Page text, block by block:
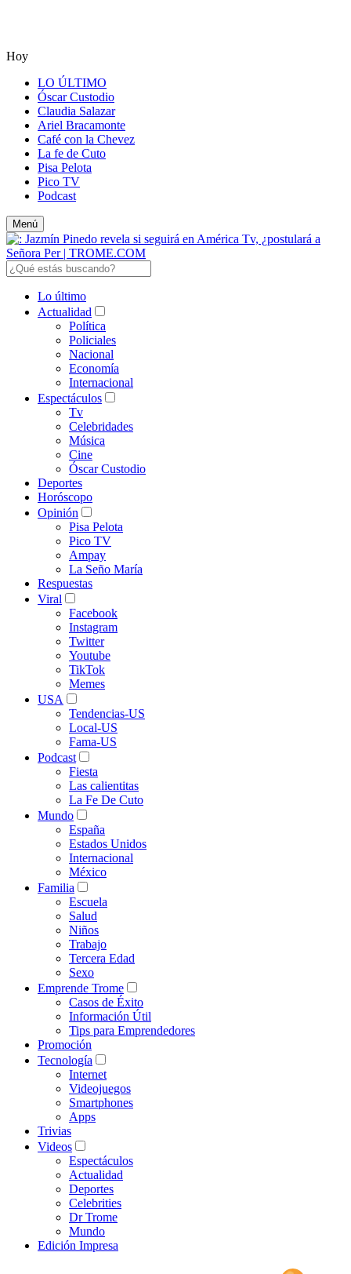
Hoy
LO ÚLTIMO
Óscar Custodio
Claudia Salazar
Ariel Bracamonte
Café con la Chevez
La fe de Cuto
Pisa Pelota
Pico TV
Podcast
Menú
Lo último
Actualidad
Política
Policiales
Nacional
Economía
Internacional
Espectáculos
Tv
Celebridades
Música
Cine
Óscar Custodio
Deportes
Horóscopo
Opinión
Pisa Pelota
Pico TV
Ampay
La Seño María
Respuestas
Viral
Facebook
Instagram
Twitter
Youtube
TikTok
Memes
USA
Tendencias-US
Local-US
Fama-US
Podcast
Fiesta
Las calientitas
La Fe De Cuto
Mundo
España
Estados Unidos
Internacional
México
Familia
Escuela
Salud
Niños
Trabajo
Tercera Edad
Sexo
Emprende Trome
Casos de Éxito
Información Útil
Tips para Emprendedores
Promoción
Tecnología
Internet
Videojuegos
Smartphones
Apps
Trivias
Videos
Espectáculos
Actualidad
Deportes
Celebrities
Dr Trome
Mundo
Edición Impresa